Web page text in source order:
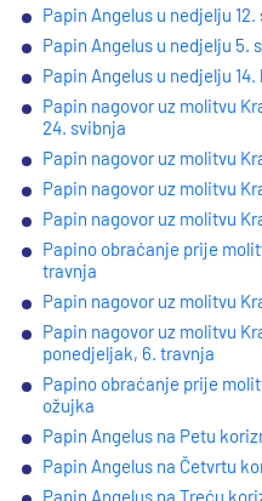
Papin Angelus u nedjelju 12.
Papin Angelus u nedjelju 5.
Papin Angelus u nedjelju 14.
Papin nagovor uz molitvu
24. svibnja
Papin nagovor uz molitvu
Papin nagovor uz molitvu
Papin nagovor uz molitvu
Papino obraćanje prije
travnja
Papin nagovor uz molitvu
Papin nagovor uz molitvu
ponedjeljak, 6. travnja
Papino obraćanje prije
ožujka
Papin Angelus na Petu
Papin Angelus na Četvrtu
Papin Angelus na Treću